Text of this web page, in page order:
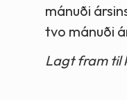
mánuði
tvo mánuði
Lagt fram til